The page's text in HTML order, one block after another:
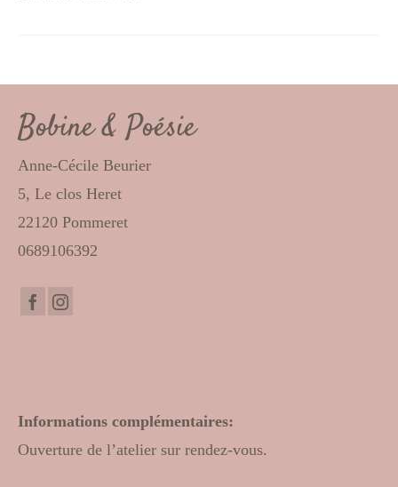
Bobine & Poésie
Anne-Cécile Beurier
5, Le clos Heret
22120 Pommeret
0689106392
Informations complémentaires:
Ouverture de l’atelier sur rendez-vous.